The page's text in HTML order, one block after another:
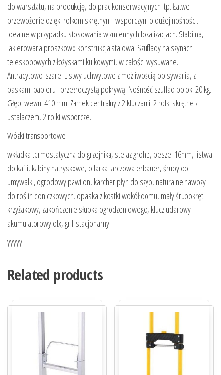
do warsztatu, na produkcję, do prac konserwacyjnych itp. Łatwe
przewożenie dzięki rolkom skrętnym i wsporczym o dużej nośności.
Idealne w przypadku stosowania w zmiennych lokalizacjach. Stabilna,
lakierowana proszkowo konstrukcja stalowa. Szuflady na szynach
teleskopowych z łożyskami kulkowymi, w całości wysuwane.
Antracytowo-szare. Listwy uchwytowe z możliwością opisywania, z
paskami papieru i przezroczystą pokrywą. Nośność szuflad po ok. 20 kg.
Głęb. wewn. 410 mm. Zamek centralny z 2 kluczami. 2 rolki skrętne z
ustalaczem, 2 rolki wsporcze.
Wózki transportowe
wkładka termostatyczna do grzejnika, stelaz grohe, peszel 16mm, listwa
do kafli, kabiny natryskowe, pilarka tarczowa erbauer, śruby do
umywalki, ogrodowy pawilon, karcher płyn do szyb, naturalne nawozy
do roślin doniczkowych, opaska z kostki wokół domu, mały śrubokręt
krzyżakowy, zakończenie słupka ogrodzeniowego, klucz udarowy
akumulatorowy olx, grill stacjonarny
yyyyy
Related products